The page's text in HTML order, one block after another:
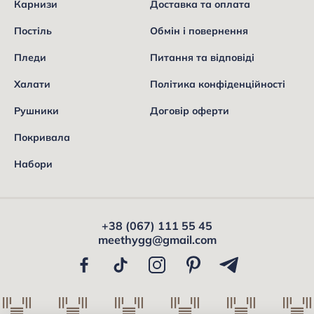
Карнизи
Постіль
Пледи
Халати
Рушники
Покривала
Набори
Доставка та оплата
Обмін і повернення
Питання та відповіді
Політика конфіденційності
Договір оферти
+38 (067) 111 55 45
meethygg@gmail.com